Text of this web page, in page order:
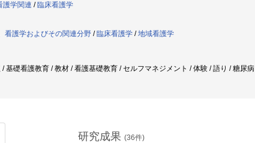
護学関連 / 臨床看護学
看護学およびその関連分野 / 臨床看護学 /地域看護学
基礎看護教育 / 教材 / 看護基礎教育 / セルフマネジメント / 体験 / 語り / 糖尿病
研究成果 (36件)